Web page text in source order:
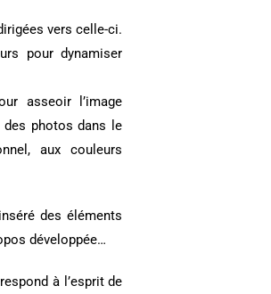
vers celle-ci.
pour dynamiser
asseoir l’image
photos dans le
aux couleurs
des éléments
développée…
à l’esprit de